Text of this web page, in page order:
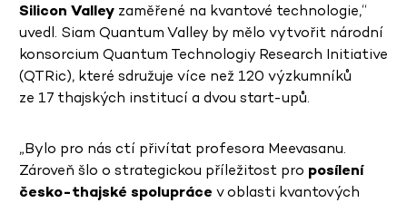
Silicon Valley zaměřené na kvantové technologie,“
uvedl. Siam Quantum Valley by mělo vytvořit národní
konsorcium Quantum Technologiy Research Initiative
(QTRic), které sdružuje více než 120 výzkumníků
ze 17 thajských institucí a dvou start-upů.
„Bylo pro nás ctí přivítat profesora Meevasanu.
Zároveň šlo o strategickou příležitost pro posílení
česko-thajské spolupráce v oblasti kvantových